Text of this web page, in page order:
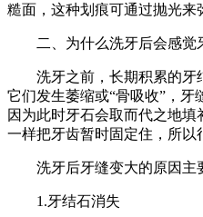
糙面，这种划痕可通过抛光来
二、为什么洗牙后会感觉
洗牙之前，长期积累的牙
它们发生萎缩或“骨吸收”，牙
因为此时牙石会取而代之地
一样把牙齿暂时固定住，所以
洗牙后牙缝变大的原因主要
1.牙结石消失